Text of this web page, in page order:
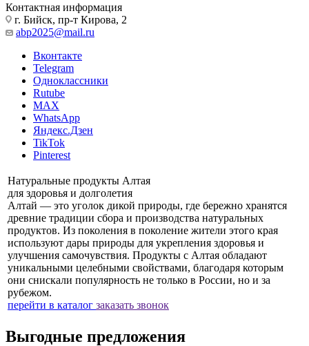
Контактная информация
г. Бийск, пр-т Кирова, 2
abp2025@mail.ru
Вконтакте
Telegram
Одноклассники
Rutube
MAX
WhatsApp
Яндекс.Дзен
TikTok
Pinterest
Натуральные продукты Алтая
для здоровья и долголетия
Алтай — это уголок дикой природы, где бережно хранятся
древние традиции сбора и производства натуральных
продуктов. Из поколения в поколение жители этого края
используют дары природы для укрепления здоровья и
улучшения самочувствия. Продукты с Алтая обладают
уникальными целебными свойствами, благодаря которым
они снискали популярность не только в России, но и за
рубежом.
перейти в каталог заказать звонок
Выгодные предложения